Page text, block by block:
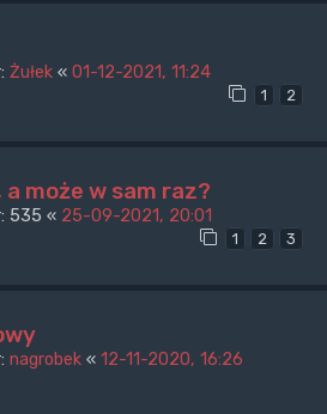
Żułek « 01-12-2021, 11:24
1 2
a może w sam raz?
535 « 25-09-2021, 20:01
1 2 3
nagrobek « 12-11-2020, 16:26